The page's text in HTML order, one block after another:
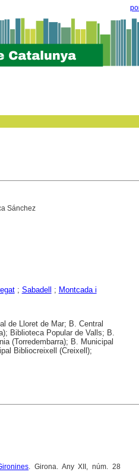
Sánchez
; Sabadell ; Montcada i
de Lloret de Mar; B. Central
Biblioteca Popular de Valls; B.
(Torredembarra); B. Municipal
Bibliocreixell (Creixell);
. Girona. Any XII, núm. 28